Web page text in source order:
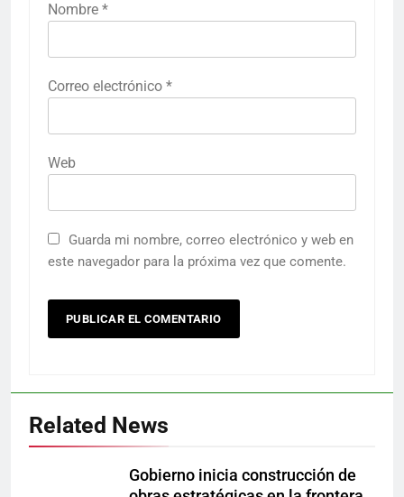
Nombre *
Correo electrónico *
Web
Guarda mi nombre, correo electrónico y web en
este navegador para la próxima vez que comente.
Related News
Gobierno inicia construcción de